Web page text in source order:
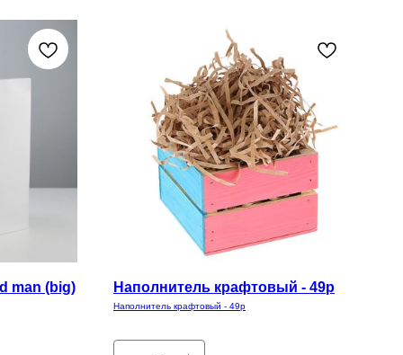
man (big) Наполнитель крафтовый - 49р
Наполнитель крафтовый - 49р